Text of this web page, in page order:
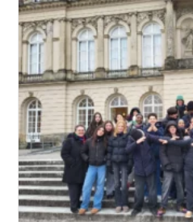
9 mai 2025 Collège /
Continuer La Lecture